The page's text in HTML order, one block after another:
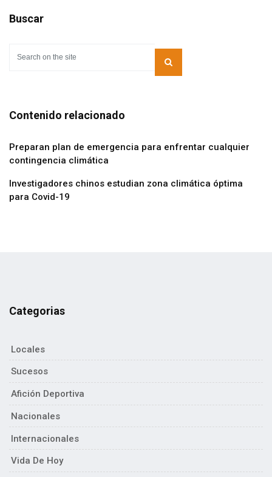
Buscar
Contenido relacionado
Preparan plan de emergencia para enfrentar cualquier
contingencia climática
Investigadores chinos estudian zona climática óptima
para Covid-19
Categorias
Locales
Sucesos
Afición Deportiva
Nacionales
Internacionales
Vida De Hoy